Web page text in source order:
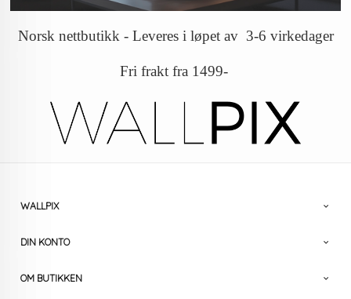
Norsk nettbutikk - Leveres i løpet av 3-6 virkedager
Fri frakt fra 1499-
WALLPIX
DIN KONTO
OM BUTIKKEN